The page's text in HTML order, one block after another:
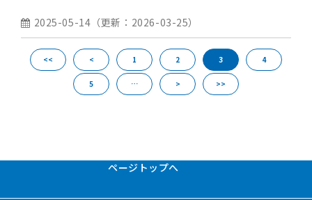
2025-05-14 （更新： 2026-03-25）
<< < 1 2 3 4
5 … > >>
ページトップへ